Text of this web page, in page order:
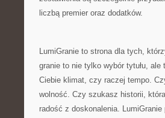
liczbą premier oraz dodatków.
LumiGranie to strona dla tych,
granie to nie tylko wybór tytułu,
Ciebie klimat, czy raczej tempo.
wolność. Czy szukasz historii,
radość z doskonalenia.